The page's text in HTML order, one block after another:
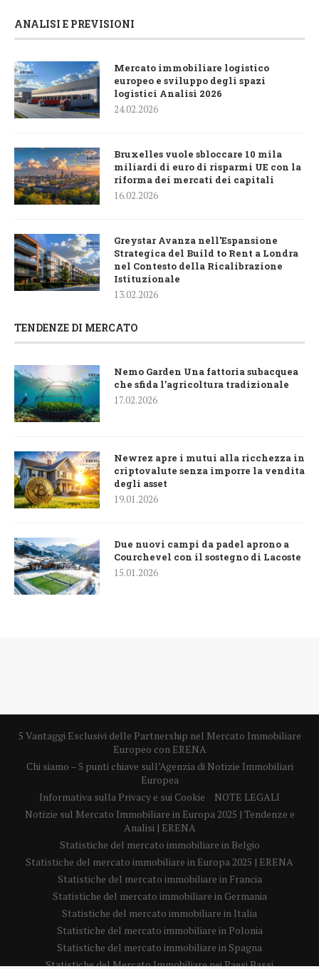
ANALISI E PREVISIONI
Mercato immobiliare logistico
europeo e sviluppo degli spazi
logistici Analisi 2026
24.02.2026
Bruxelles vuole sbloccare 10 mila
miliardi di euro di risparmi UE con la
riforma dei mercati dei capitali
16.02.2026
Greystar Avanza nell’Espansione
Strategica del Build to Rent a Londra
nel Contesto della Ricalibrazione
Istituzionale
13.02.2026
TENDENZE DI MERCATO
Nemo Garden Una fattoria subacquea
che sfida l’agricoltura tradizionale
17.02.2026
Newrez apre i mutui alla ricchezza in
criptovalute senza imporre la vendita
degli asset
19.01.2026
Due nuovi campi da padel aprono a
Courchevel con il sostegno di Lacoste
15.01.2026
5 Vantaggi Esclusivi delle Partnership nel Mercato Immobiliare
Europeo con ERENA
Chi siamo – 5 punti chiave sull’Agenzia di Notizie Immobiliari
Europea
Informativa sulla Privacy e sui Cookie
NOTE LEGALI
Notizie sul Mercato Immobiliare in Europa 2025 | Tendenze e
Analisi | ERENA
Statistiche del mercato immobiliare in Belgio
Statistiche del mercato immobiliare in Europa 2025 | ERENA
Statistiche del mercato immobiliare in Francia
Statistiche del mercato immobiliare in Germania
Statistiche del mercato immobiliare in Italia
Statistiche del mercato immobiliare in Polonia
Statistiche del mercato immobiliare in Spagna
Statistiche del Mercato Immobiliare nei Paesi Bassi